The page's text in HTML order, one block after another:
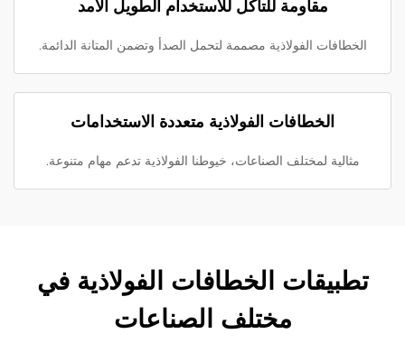
مقاومة للتآكل للاستخدام الطويل الأمد
الخطافات الفولاذية مصممة لتحمل الصدأ وتضمن المتانة الدائمة.
الخطافات الفولاذية متعددة الاستخدامات
مثالية لمختلف الصناعات، خيوطنا الفولاذية تدعم مهام متنوعة.
تطبيقات الخطافات الفولاذية في
مختلف الصناعات